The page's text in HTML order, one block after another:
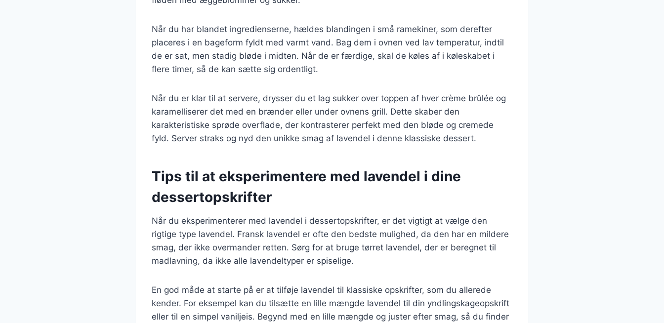
Når du har blandet ingredienserne, hældes blandingen i små ramekiner, som derefter
placeres i en bageform fyldt med varmt vand. Bag dem i ovnen ved lav temperatur, indtil
de er sat, men stadig bløde i midten. Når de er færdige, skal de køles af i køleskabet i
flere timer, så de kan sætte sig ordentligt.
Når du er klar til at servere, drysser du et lag sukker over toppen af hver crème brûlée og
karamelliserer det med en brænder eller under ovnens grill. Dette skaber den
karakteristiske sprøde overflade, der kontrasterer perfekt med den bløde og cremede
fyld. Server straks og nyd den unikke smag af lavendel i denne klassiske dessert.
Tips til at eksperimentere med lavendel i dine
dessertopskrifter
Når du eksperimenterer med lavendel i dessertopskrifter, er det vigtigt at vælge den
rigtige type lavendel. Fransk lavendel er ofte den bedste mulighed, da den har en mildere
smag, der ikke overmander retten. Sørg for at bruge tørret lavendel, der er beregnet til
madlavning, da ikke alle lavendeltyper er spiselige.
En god måde at starte på er at tilføje lavendel til klassiske opskrifter, som du allerede
kender. For eksempel kan du tilsætte en lille mængde lavendel til din yndlingskageopskrift
eller til en simpel vaniljeis. Begynd med en lille mængde og juster efter smag, så du finder